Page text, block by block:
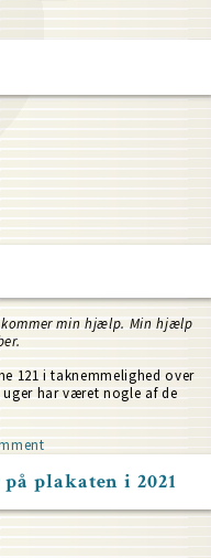
min hjælp. Min hjælp
121 i taknemmelighed over
har været nogle af de
plakaten i 2021